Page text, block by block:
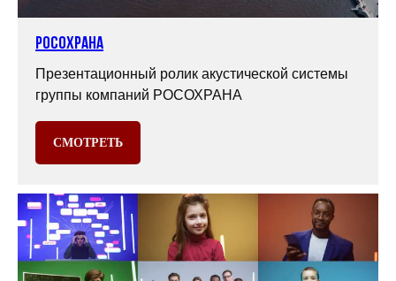
РОСОХРАНА
Презентационный ролик акустической системы
группы компаний РОСОХРАНА
СМОТРЕТЬ